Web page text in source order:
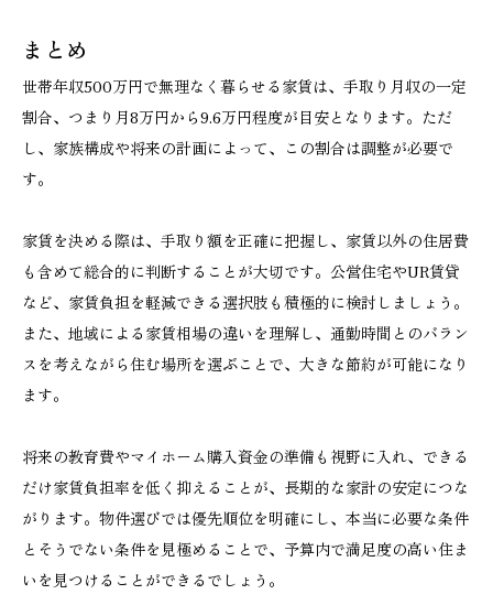
まとめ
世帯年収500万円で無理なく暮らせる家賃は、手取り月収の一定
割合、つまり月8万円から9.6万円程度が目安となります。ただ
し、家族構成や将来の計画によって、この割合は調整が必要で
す。
家賃を決める際は、手取り額を正確に把握し、家賃以外の住居費
も含めて総合的に判断することが大切です。公営住宅やUR賃貸
など、家賃負担を軽減できる選択肢も積極的に検討しましょう。
また、地域による家賃相場の違いを理解し、通勤時間とのバラン
スを考えながら住む場所を選ぶことで、大きな節約が可能になり
ます。
将来の教育費やマイホーム購入資金の準備も視野に入れ、できる
だけ家賃負担率を低く抑えることが、長期的な家計の安定につな
がります。物件選びでは優先順位を明確にし、本当に必要な条件
とそうでない条件を見極めることで、予算内で満足度の高い住ま
いを見つけることができるでしょう。